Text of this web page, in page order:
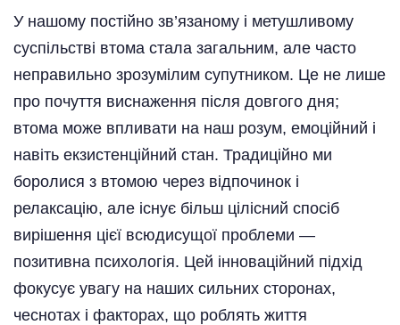
У нашому постійно зв’язаному і метушливому
суспільстві втома стала загальним, але часто
неправильно зрозумілим супутником. Це не лише
про почуття виснаження після довгого дня;
втома може впливати на наш розум, емоційний і
навіть екзистенційний стан. Традиційно ми
боролися з втомою через відпочинок і
релаксацію, але існує більш цілісний спосіб
вирішення цієї всюдисущої проблеми —
позитивна психологія. Цей інноваційний підхід
фокусує увагу на наших сильних сторонах,
чеснотах і факторах, що роблять життя